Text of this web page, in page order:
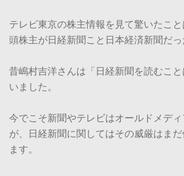
テレビ東京の株主情報を見て驚いたこ
頭株主が日経新聞こと日本経済新聞だっ
昔嶋村吉洋さんは「日経新聞を読むこ
いました。
今でこそ新聞やテレビはオールドメデ
が、日経新聞に関してはその威厳はま
ます。